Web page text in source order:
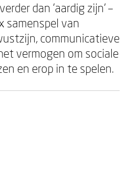
dan 'aardig zijn' –
samenspel van
communicatieve
vermogen om sociale
en erop in te spelen.